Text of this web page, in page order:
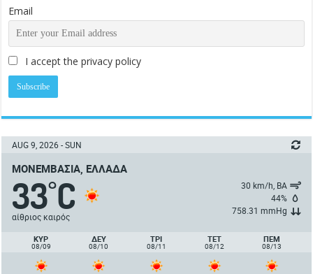
Email
I accept the privacy policy
AUG 9, 2026 - SUN
ΜΟΝΕΜΒΑΣΙΆ, ΕΛΛΆΔΑ
33°C
αίθριος καιρός
30 km/h, ΒΑ
44%
758.31 mmHg
ΚΥΡ
08/09
ΔΕΥ
08/10
ΤΡΙ
08/11
ΤΕΤ
08/12
ΠΈΜ
08/13